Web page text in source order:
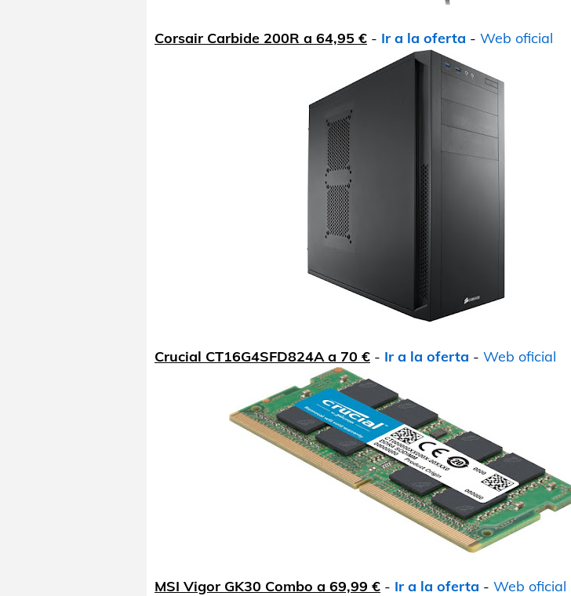
Corsair Carbide 200R a 64,95 € - Ir a la oferta - Web oficial
Crucial CT16G4SFD824A a 70 € - Ir a la oferta - Web oficial
MSI Vigor GK30 Combo a 69,99 € - Ir a la oferta - Web oficial